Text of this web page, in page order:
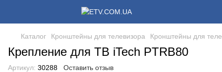
Каталог Кронштейны для телевизора Кронштейны для
Крепление для ТВ iTech PTRB80
Артикул: 30288 Оставить отзыв